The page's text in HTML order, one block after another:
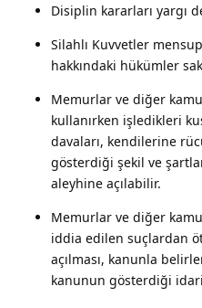
Disiplin kararları yargı
Silahlı Kuvvetler
hakkındaki hükümler
Memurlar ve diğer
kullanırken işledikleri
davaları, kendilerine
gösterdiği şekil ve
aleyhine açılabilir.
Memurlar ve diğer
iddia edilen suçlardan
açılması, kanunla
kanunun gösterdiği